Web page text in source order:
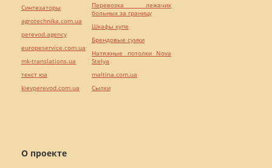
О проекте
Синтезаторы
agrotechnika.com.ua
perevod.agency
europeservice.com.ua
mk-translations.ua
текст юа
kievperevod.com.ua
Перевозка лежачих
больных за границу
Шкафы купе
Брендовые сумки
Натяжные потолки Nova
Stelya
maltina.com.ua
Cылки